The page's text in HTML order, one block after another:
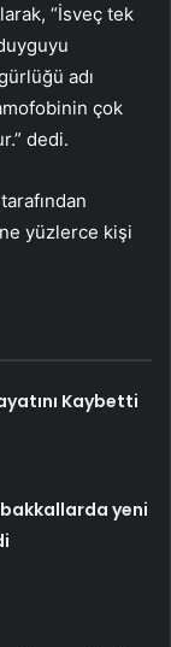
“İsveç tek
adı
çok
dedi.
yüzlerce kişi
Kaybetti
yeni